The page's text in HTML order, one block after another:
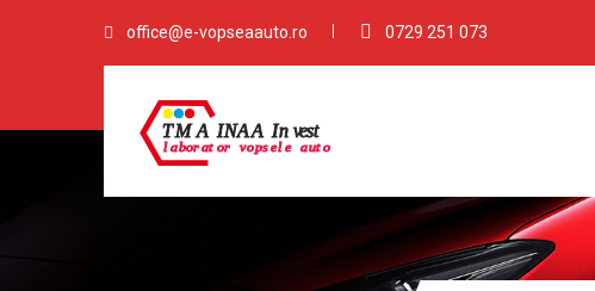
office@e-vopseaauto.ro 0729 251 073